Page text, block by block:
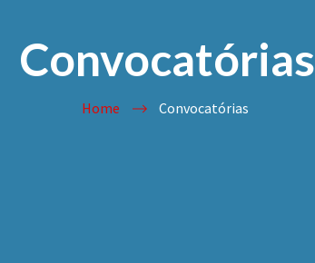
Convocatórias
Home Convocatórias